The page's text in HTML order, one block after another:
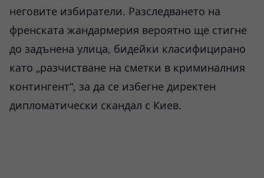
неговите избиратели. Разследването на
френската жандармерия вероятно ще стигне
до задънена улица, бидейки класифицирано
като „разчистване на сметки в криминалния
контингент“, за да се избегне директен
дипломатически скандал с Киев.